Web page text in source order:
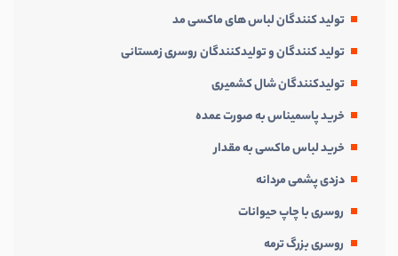
تولید کنندگان لباس های ماکسی مد
تولید کنندگان و تولیدکنندگان روسری زمستانی
تولیدکنندگان شال کشمیری
خرید پاسمیناس به صورت عمده
خرید لباس ماکسی به مقدار
دزدی پشمی مردانه
روسری با چاپ حیوانات
روسری بزرگ ترمه